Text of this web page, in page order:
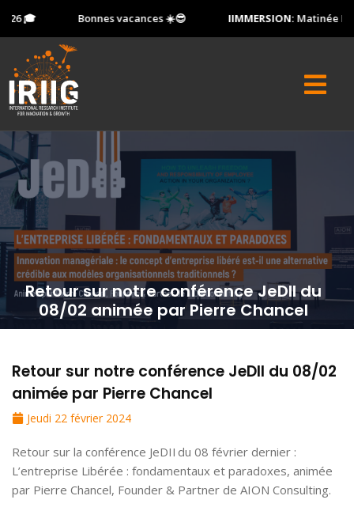
🎓 Bonnes vacances ☀️😎 IIMMERSION:Matinée
Retour sur notre conférence JeDII du
08/02 animée par Pierre Chancel
Retour sur notre conférence JeDII du 08/02
animée par Pierre Chancel
Jeudi 22 février 2024
Retour sur la conférence JeDII du 08 février dernier :
L’entreprise Libérée : fondamentaux et paradoxes, animée
par Pierre Chancel, Founder & Partner de AION Consulting.